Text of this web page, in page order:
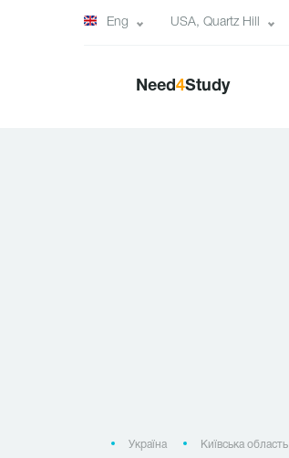
Eng USA, Quartz Hill
Need4Study
Україна Київська область